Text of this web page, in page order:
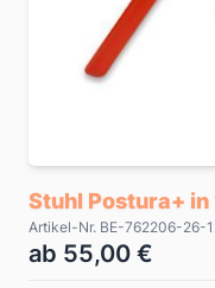
Stuhl Postura+
Artikel-Nr. BE-762206-26-
ab 55,00 €